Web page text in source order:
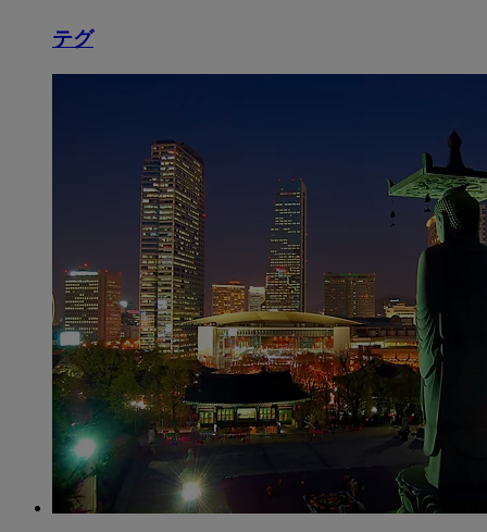
テグ